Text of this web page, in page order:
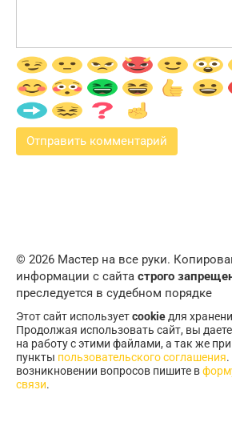
© 2026 Мастер на все руки.
информации с сайта строго
преследуется в судебном порядке
Этот сайт используетcookieдля
Продолжая использовать сайт, вы
на работу с этими файлами, а так же
пункты пользовательского соглашения
возникновении вопросов пишите в
связи.